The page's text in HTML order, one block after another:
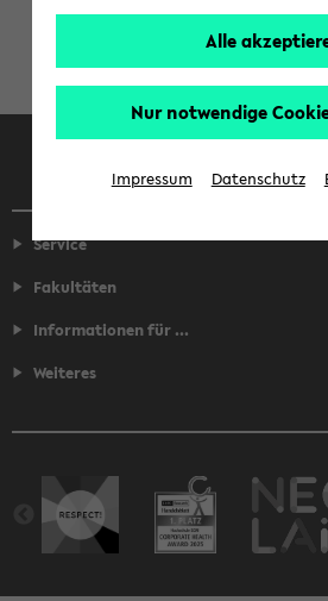
vom im eKVV gewählten Semester.
Facebook Instagram
Service
Fakultäten
Informationen für ...
Weiteres
Alle
Nur notwendige
Impressum Datenschutz